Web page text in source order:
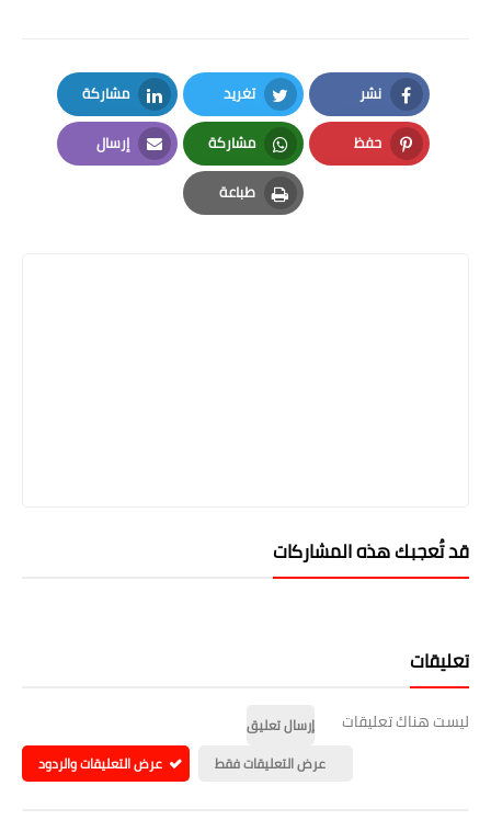
نشر
Facebook
تغريد
Twitter
مشاركة
LinkedIn
حفظ
Pinterest
مشاركة
Whatsapp
إرسال
Email
طباعة
Print
قد تُعجبك هذه المشاركات
تعليقات
ليست هناك تعليقات
إرسال تعليق
عرض التعليقات فقط
عرض التعليقات والردود